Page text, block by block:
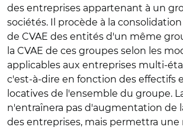
des entreprises appartenant à un
sociétés. Il procède à la
de CVAE des entités d'un même
la CVAE de ces groupes selon les
applicables aux entreprises multi-
c'est-à-dire en fonction des effectifs
locatives de l'ensemble du groupe.
n'entraînera pas d'augmentation de
des entreprises, mais permettra